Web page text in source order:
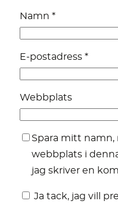
Namn *
E-postadress *
Webbplats
Spara mitt namn,
webbplats i
jag skriver en
Ja tack, jag vill